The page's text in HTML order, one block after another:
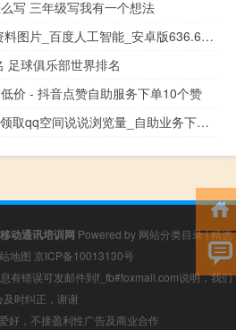
写 三年级写我有一个想法
2024香港资料大全正版资料图片_百度人工智能_安卓版636.64.254
足球俱乐部世界排名
价 - 抖音点赞自助服务下单10个赞
自助在线下单平台 - 免费领取qq空间说说浏览量_自助业务下单平台
动通讯培训网 Powered by 网站分类目录|精选
地图 京ICP备10013130号
有错误可发邮件到f_fb#foxmail.com说明，我们
及时纠正，谢谢
好，不接盈利性广告及商业合作